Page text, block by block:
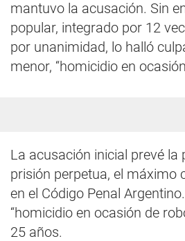
mantuvo la acusación. Sin
popular, integrado por 12
por unanimidad, lo halló
menor, “homicidio en
La acusación inicial prevé la
prisión perpetua, el máximo
en el Código Penal
“homicidio en ocasión de
25 años.